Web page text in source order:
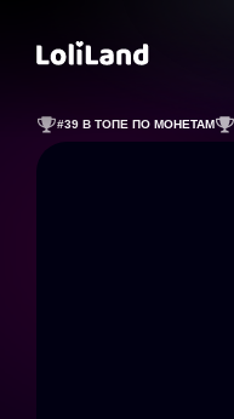
#39 В ТОПЕ ПО МОНЕТАМ